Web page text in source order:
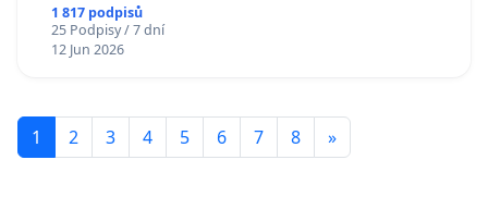
1 817 podpisů
25 Podpisy / 7 dní
12 Jun 2026
1 2 3 4 5 6 7 8 »